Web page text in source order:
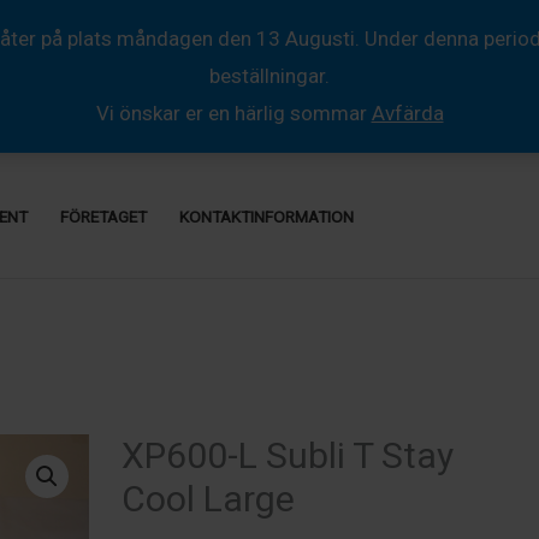
på plats måndagen den 13 Augusti. Under denna
beställningar.
Vi önskar er en härlig sommar Avfärda
FÖRETAGET KONTAKTINFORMATION
XP600-L Subli T Stay
Cool Large